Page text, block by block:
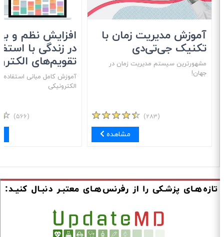
آموزش مدیریت زمان با
تکنیک جی‌تی‌دی
مشهور‌ترین سیستم مدیریت زمان در
جهان!
مشاهده
افزایش نظم و
در زندگی با
تقویم‌های
آموزش کامل مبانی استفاده
الکترونیکی